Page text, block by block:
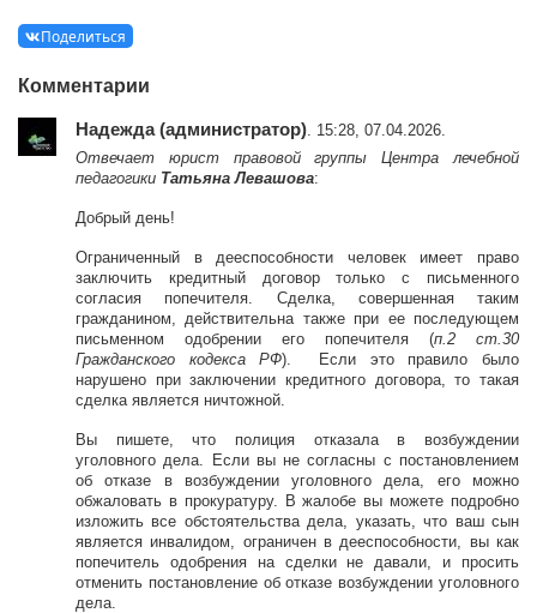
Поделиться
Комментарии
Надежда (администратор) . 15:28, 07.04.2026.
Отвечает юрист правовой группы Центра лечебной
педагогики Татьяна Левашова:
Добрый день!
Ограниченный в дееспособности человек имеет право
заключить кредитный договор только с письменного
согласия попечителя. Сделка, совершенная таким
гражданином, действительна также при ее последующем
письменном одобрении его попечителя (п.2 ст.30
Гражданского кодекса РФ). Если это правило было
нарушено при заключении кредитного договора, то такая
сделка является ничтожной.
Вы пишете, что полиция отказала в возбуждении
уголовного дела. Если вы не согласны с постановлением
об отказе в возбуждении уголовного дела, его можно
обжаловать в прокуратуру. В жалобе вы можете подробно
изложить все обстоятельства дела, указать, что ваш сын
является инвалидом, ограничен в дееспособности, вы как
попечитель одобрения на сделки не давали, и просить
отменить постановление об отказе возбуждении уголовного
дела.